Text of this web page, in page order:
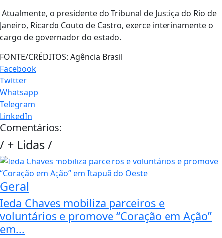
Atualmente, o presidente do Tribunal de Justiça do Rio de
Janeiro, Ricardo Couto de Castro, exerce interinamente o
cargo de governador do estado.
FONTE/CRÉDITOS: Agência Brasil
Facebook
Twitter
Whatsapp
Telegram
LinkedIn
Comentários:
/ + Lidas/
Geral
Ieda Chaves mobiliza parceiros e
voluntários e promove “Coração em Ação”
em...